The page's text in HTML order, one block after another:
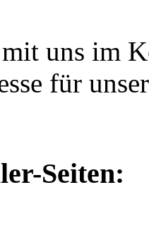
uns im
für
Seiten: